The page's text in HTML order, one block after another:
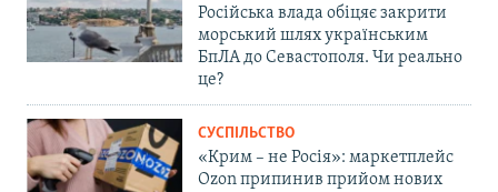
Російська влада обіцяє закрити
морський шлях українським
БпЛА до Севастополя. Чи реально
це?
СУСПІЛЬСТВО
«Крим – не Росія»: маркетплейс
Ozon припинив прийом нових